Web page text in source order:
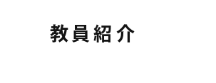
教員紹介